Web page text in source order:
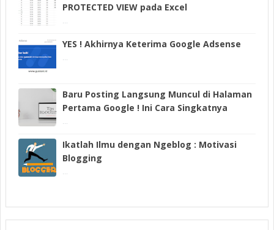
PROTECTED VIEW pada Excel
YES ! Akhirnya Keterima Google Adsense
Baru Posting Langsung Muncul di Halaman
Pertama Google ! Ini Cara Singkatnya
Ikatlah Ilmu dengan Ngeblog : Motivasi
Blogging